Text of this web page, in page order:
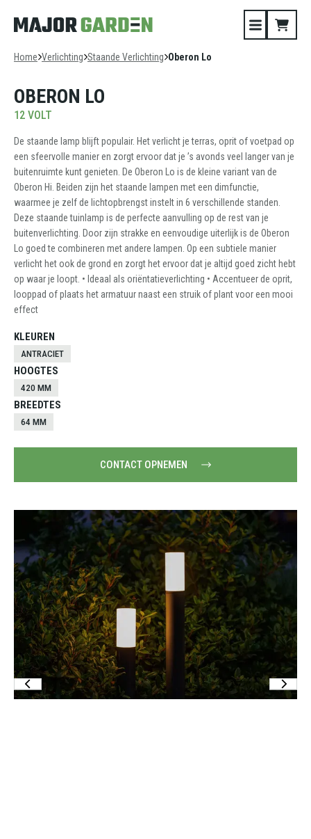
Home Verlichting Staande Verlichting Oberon Lo
OBERON LO
12 VOLT
De staande lamp blijft populair. Het verlicht je terras, oprit of voetpad op
een sfeervolle manier en zorgt ervoor dat je ’s avonds veel langer van je
buitenruimte kunt genieten. De Oberon Lo is de kleine variant van de
Oberon Hi. Beiden zijn het staande lampen met een dimfunctie,
waarmee je zelf de lichtopbrengst instelt in 6 verschillende standen.
Deze staande tuinlamp is de perfecte aanvulling op de rest van je
buitenverlichting. Door zijn strakke en eenvoudige uiterlijk is de Oberon
Lo goed te combineren met andere lampen. Op een subtiele manier
verlicht het ook de grond en zorgt het ervoor dat je altijd goed zicht hebt
op waar je loopt. • Ideaal als oriëntatieverlichting • Accentueer de oprit,
looppad of plaats het armatuur naast een struik of plant voor een mooi
effect
KLEUREN
ANTRACIET
HOOGTES
420 MM
BREEDTES
64 MM
CONTACT OPNEMEN